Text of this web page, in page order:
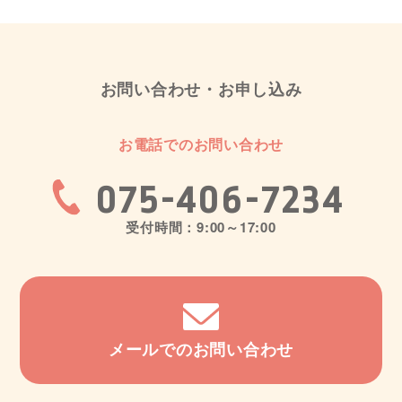
お問い合わせ・お申し込み
お電話でのお問い合わせ
075-406-7234
受付時間：9:00～17:00
メールでのお問い合わせ